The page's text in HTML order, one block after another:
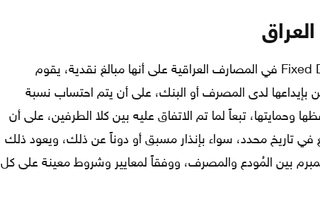
العراق
تُعرف الودائع الثابتة Fixed Deposits في المصارف العراقية على أنها مبالغ نقدية، يقوم
بإيداعها لدى المصرف أو البنك، على أن يتم احتساب نسبة
وحمايتها، تبعاً لما تم الاتفاق عليه بين كلا الطرفين، على أن
في تاريخ محدد، سواء بإنذار مسبق أو دوناً عن ذلك، ويعود ذلك
بين المُودع والمصرف، ووفقاً لمعايير وشروط معينة على كل